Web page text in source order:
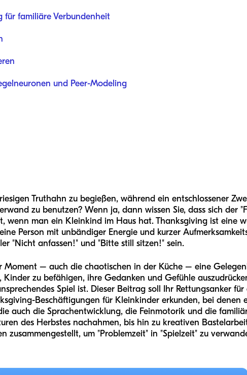
für familiäre Verbundenheit
und Peer-Modeling
Truthahn zu begießen, während ein entschlossener
zu benutzen? Wenn ja, dann wissen Sie, dass sich der
wenn man ein Kleinkind im Haus hat. Thanksgiving ist eine
Person mit unbändiger Energie und kurzer
"Nicht anfassen!" und "Bitte still sitzen!" sein.
Moment – auch die chaotischen in der Küche – eine
Kinder zu befähigen, ihre Gedanken und Gefühle
Spiel ist. Dieser Beitrag soll Ihr Rettungsanker
Beschäftigungen für Kleinkinder erkunden, bei denen
auch die Sprachentwicklung, die Feinmotorik und die
des Herbstes nachahmen, bis hin zu kreativen
zusammengestellt, um "Problemzeit" in "Spielzeit" zu